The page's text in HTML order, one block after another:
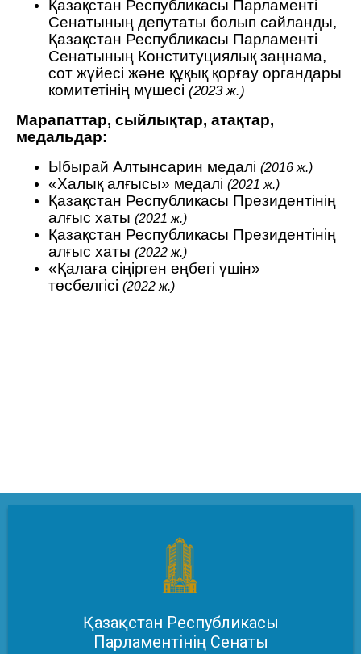
Қазақстан Республикасы Парламенті
Сенатының депутаты болып сайланды,
Қазақстан Республикасы Парламенті
Сенатының Конституциялық заңнама,
сот жүйесі және құқық қорғау органдары
комитетінің мүшесі (2023 ж.)
Марапаттар, сыйлықтар, атақтар,
медальдар:
Ыбырай Алтынсарин медалі (2016 ж.)
«Халық алғысы» медалі (2021 ж.)
Қазақстан Республикасы Президентінің
алғыс хаты (2021 ж.)
Қазақстан Республикасы Президентінің
алғыс хаты (2022 ж.)
«Қалаға сіңірген еңбегі үшін»
төсбелгісі (2022 ж.)
Қазақстан Республикасы
Парламентінің Сенаты